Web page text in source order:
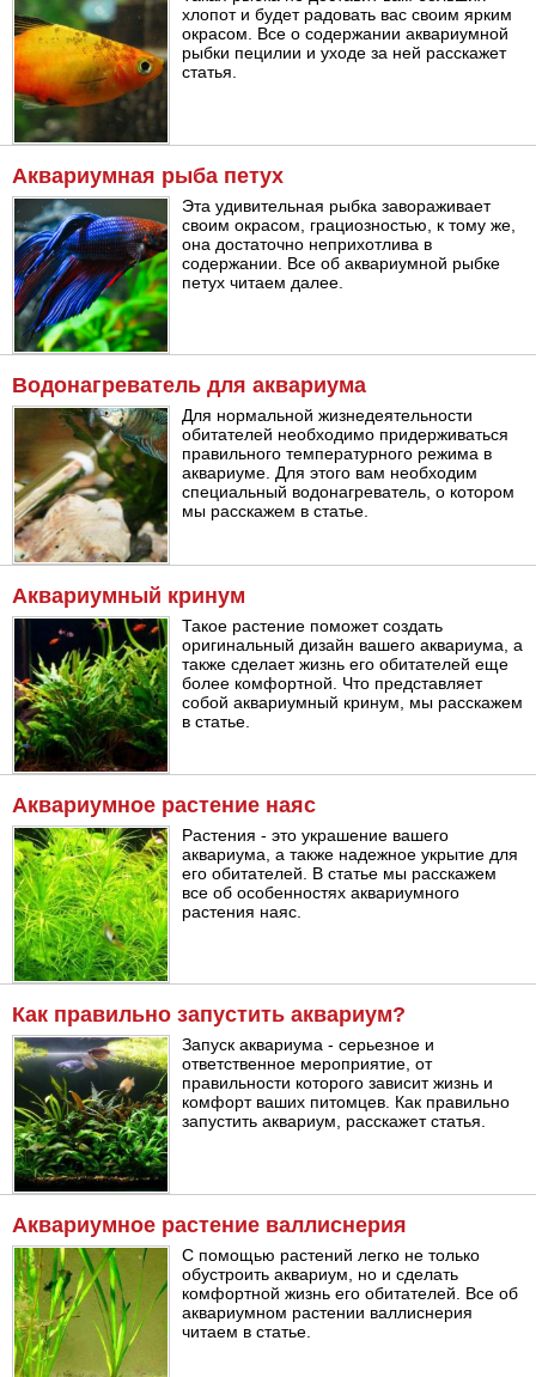
хлопот и будет радовать вас своим ярким
окрасом. Все о содержании аквариумной
рыбки пецилии и уходе за ней расскажет
статья.
Аквариумная рыба петух
Эта удивительная рыбка завораживает
своим окрасом, грациозностью, к тому же,
она достаточно неприхотлива в
содержании. Все об аквариумной рыбке
петух читаем далее.
Водонагреватель для аквариума
Для нормальной жизнедеятельности
обитателей необходимо придерживаться
правильного температурного режима в
аквариуме. Для этого вам необходим
специальный водонагреватель, о котором
мы расскажем в статье.
Аквариумный кринум
Такое растение поможет создать
оригинальный дизайн вашего аквариума, а
также сделает жизнь его обитателей еще
более комфортной. Что представляет
собой аквариумный кринум, мы расскажем
в статье.
Аквариумное растение наяс
Растения - это украшение вашего
аквариума, а также надежное укрытие для
его обитателей. В статье мы расскажем
все об особенностях аквариумного
растения наяс.
Как правильно запустить аквариум?
Запуск аквариума - серьезное и
ответственное мероприятие, от
правильности которого зависит жизнь и
комфорт ваших питомцев. Как правильно
запустить аквариум, расскажет статья.
Аквариумное растение валлиснерия
С помощью растений легко не только
обустроить аквариум, но и сделать
комфортной жизнь его обитателей. Все об
аквариумном растении валлиснерия
читаем в статье.